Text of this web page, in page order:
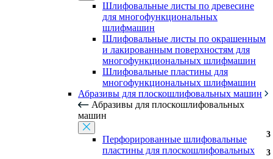
Шлифовальные листы по древесине
для многофункциональных
шлифмашин
Шлифовальные листы по окрашенным
и лакированным поверхностям для
многофункциональных шлифмашин
Шлифовальные пластины для
многофункциональных шлифмашин
Абразивы для плоскошлифовальных машин
Абразивы для плоскошлифовальных
машин
Перфорированные шлифовальные
пластины для плоскошлифовальных
3
3